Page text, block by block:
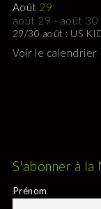
Août 29
août 29 - août 30
29/30 août : US
Voir le calendrier
S'abonner à
Prénom